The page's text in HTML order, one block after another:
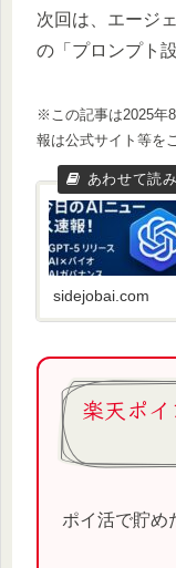
次回は、エージ
の「プロンプト
※この記事は2025年
報は公式サイト等を
sidejobai.com
楽天ポ
ポイ活で貯め